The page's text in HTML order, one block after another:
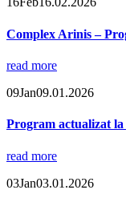
Complex Arinis –
read more
09Jan09.01.2026
Program actualizat
read more
03Jan03.01.2026